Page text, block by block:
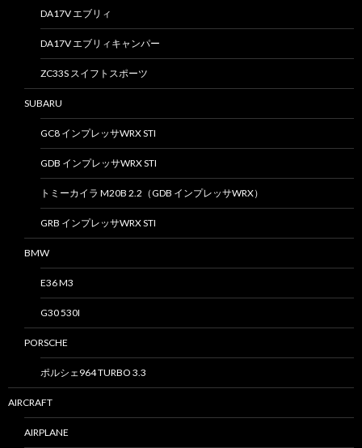
DA17V エブリィ
DA17V エブリィキャンパー
ZC33S スイフトスポーツ
SUBARU
GC8 インプレッサWRX STI
GDB インプレッサWRX STI
トミーカイラ M20B 2.2（GDB インプレッサWRX）
GRB インプレッサWRX STI
BMW
E36 M3
G30 530I
PORSCHE
ポルシェ964 TURBO 3.3
AIRCRAFT
AIRPLANE